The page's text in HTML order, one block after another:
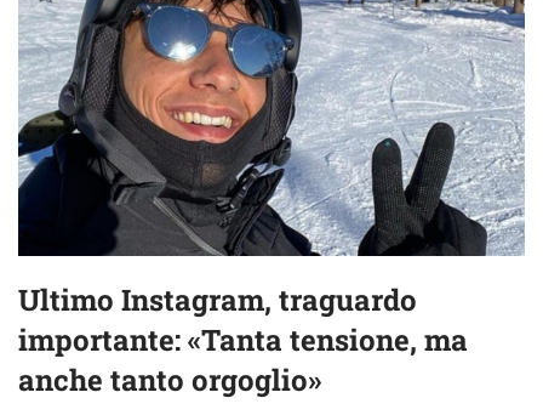
Ultimo Instagram, traguardo
importante: «Tanta tensione, ma
anche tanto orgoglio»